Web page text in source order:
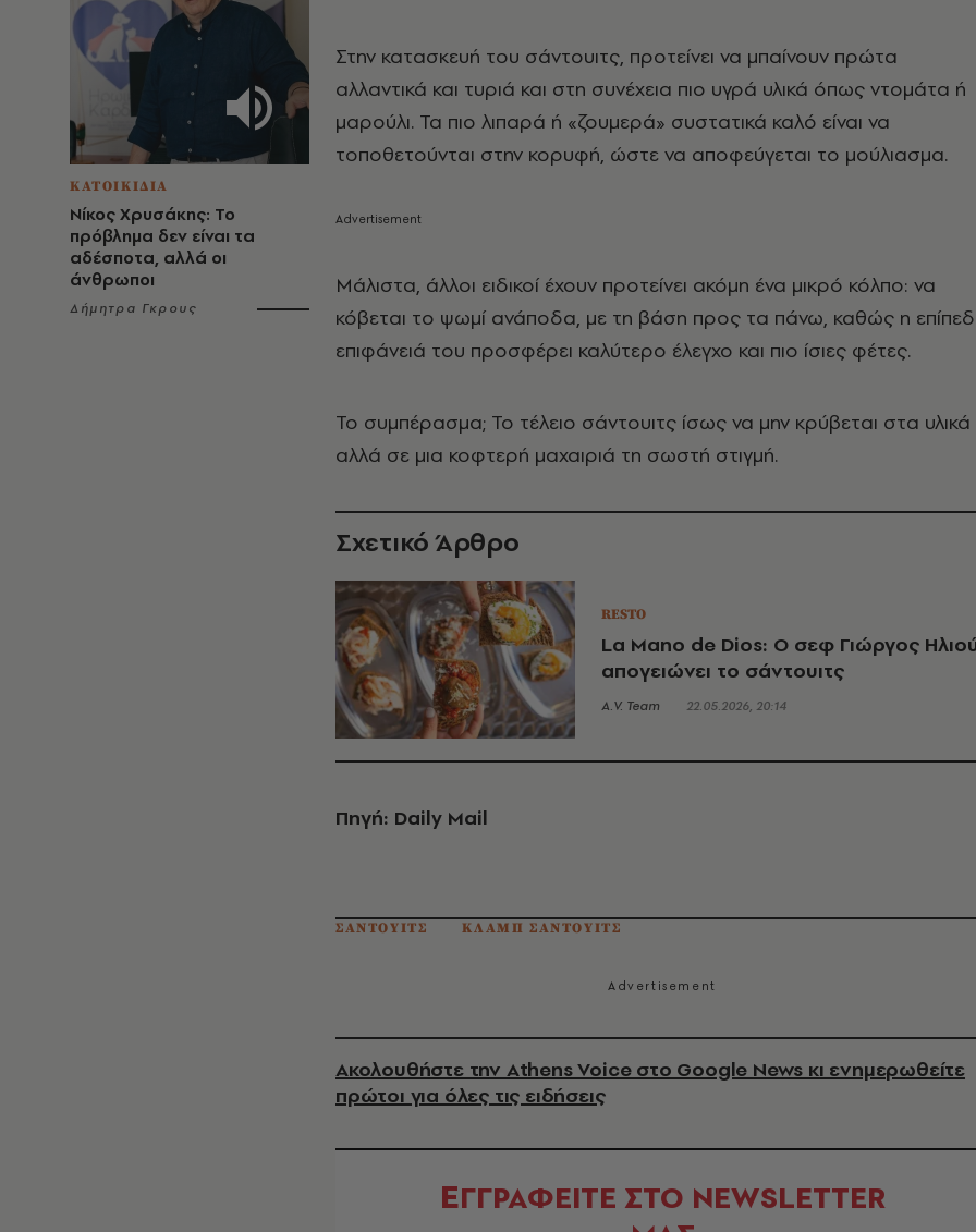
ΚΑΤΟΙΚΙΔΙΑ
Νίκος Χρυσάκης: Το
πρόβλημα δεν είναι τα
αδέσποτα, αλλά οι
άνθρωποι
Δήμητρα Γκρους
Στην κατασκευή του σάντουιτς, προτείνει να μπαίνουν πρώτα
αλλαντικά και τυριά και στη συνέχεια πιο υγρά υλικά όπως ντομάτα ή
μαρούλι. Τα πιο λιπαρά ή «ζουμερά» συστατικά καλό είναι να
τοποθετούνται στην κορυφή, ώστε να αποφεύγεται το μούλιασμα.
Μάλιστα, άλλοι ειδικοί έχουν προτείνει ακόμη ένα μικρό κόλπο: να
κόβεται το ψωμί ανάποδα, με τη βάση προς τα πάνω, καθώς η
επιφάνειά του προσφέρει καλύτερο έλεγχο και πιο ίσιες φέτες.
Το συμπέρασμα; Το τέλειο σάντουιτς ίσως να μην κρύβεται στα υλικά
αλλά σε μια κοφτερή μαχαιριά τη σωστή στιγμή.
Σχετικό Άρθρο
RESTO
La Mano de Dios: Ο σεφ Γιώργος
απογειώνει το σάντουιτς
A.V. Team 22.05.2026, 20:14
Πηγή: Daily Mail
ΣΑΝΤΟΥΙΤΣ ΚΛΑΜΠ ΣΑΝΤΟΥΙΤΣ
Ακολουθήστε την Athens Voice στο Google News κι ενημερωθείτε
πρώτοι για όλες τις ειδήσεις
ΕΓΓΡΑΦΕΙΤΕ ΣΤΟ NEWSLETTER